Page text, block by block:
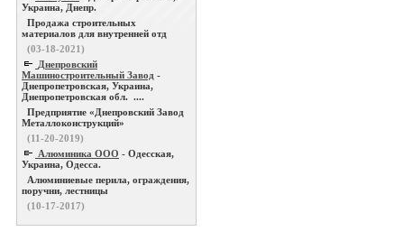
Украина, Днепр.
Продажа строительных
материалов для внутренней отд
(03-18-2021)
Днепровский
Машиностроительный Завод -
Днепропетровская, Украина,
Днепропетровская обл. ....
Предприятие «Днепровский Завод
Металлоконструкций»
(11-20-2019)
Алюминика ООО - Одесская,
Украина, Одесса.
Алюминиевые перила, ограждения,
поручни, лестницы
(10-17-2017)